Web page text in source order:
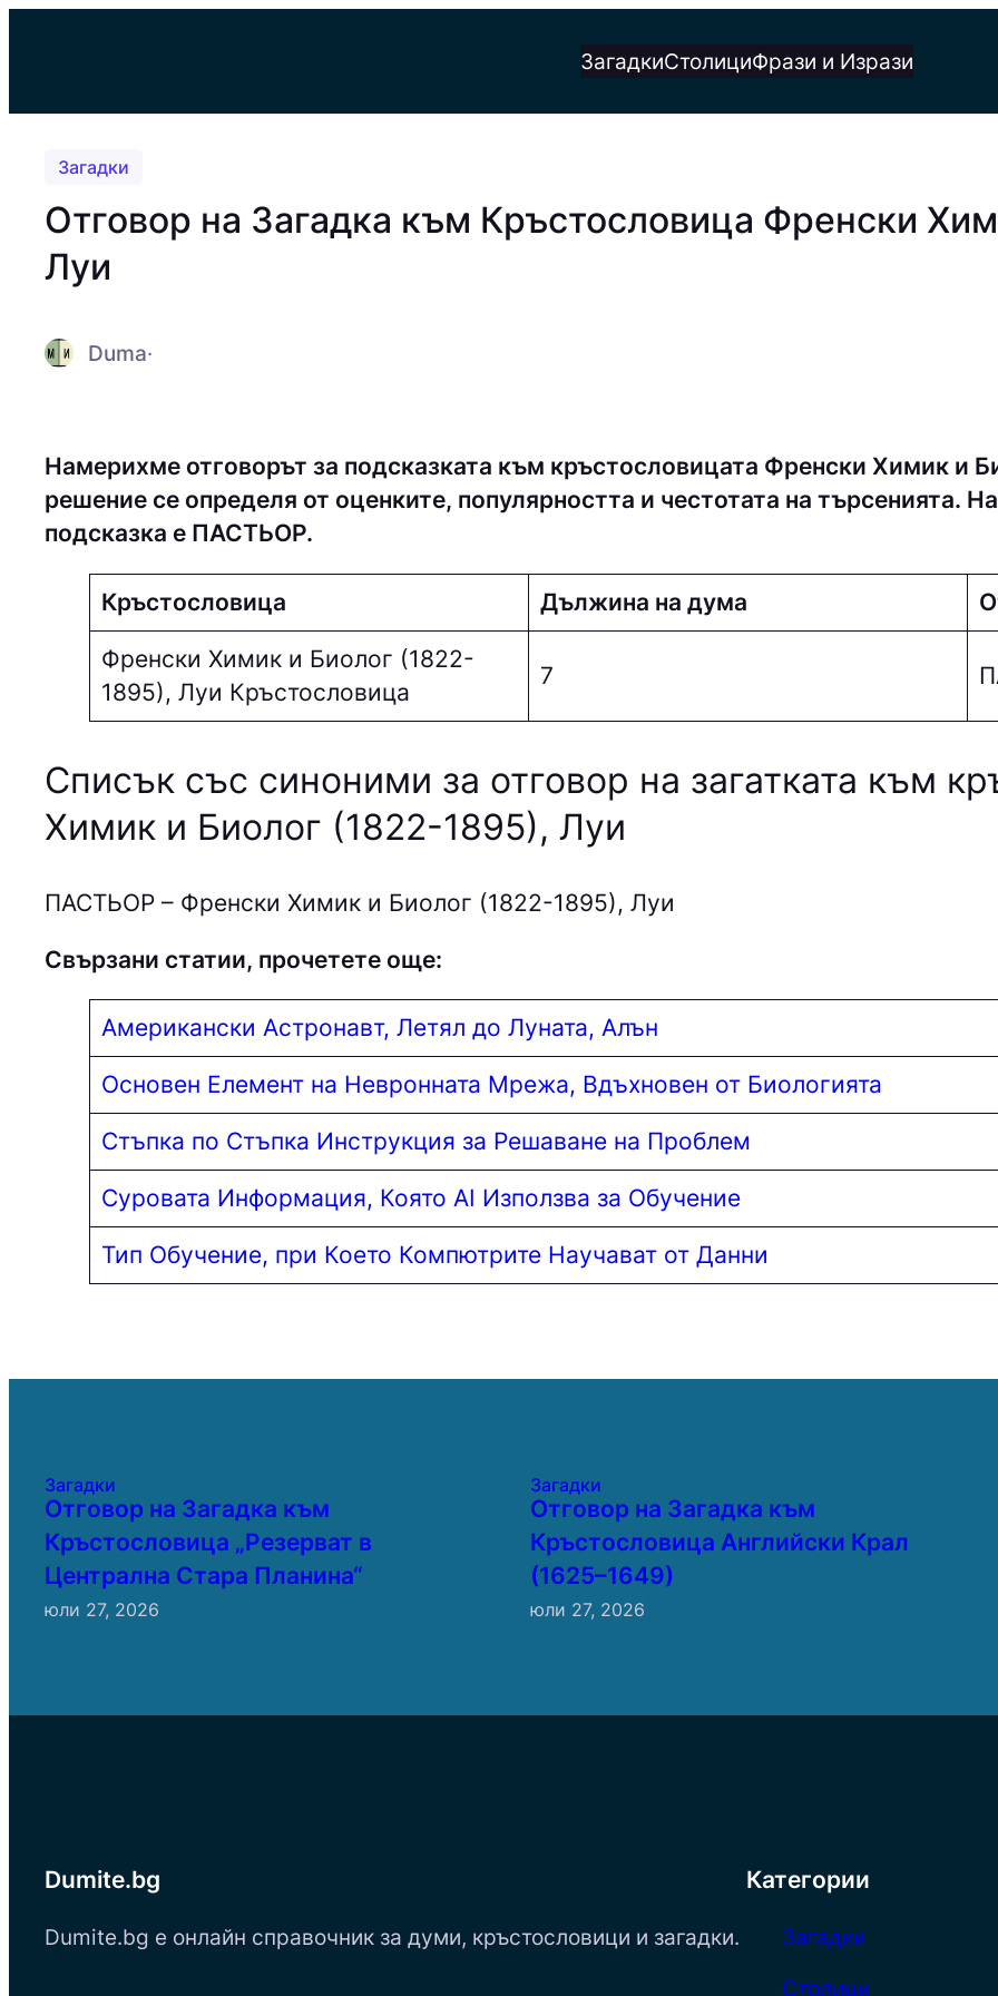
ЗагадкиСтолициФрази и Изрази
Загадки
Отговор на Загадка към Кръстословица Френски
Луи
Duma·
Намерихме отговорът за подсказката към кръстословицата Френски Химик и
решение се определя от оценките, популярността и честотата на търсенията.
подсказка е ПACТЬOP.
Кръстословица Дължина на дума
Френски Химик и Биолог (1822-
1895), Луи Кръстословица
7
Списък със синоними за отговор на загатката към
Химик и Биолог (1822-1895), Луи
ПACТЬOP – Френски Химик и Биолог (1822-1895), Луи
Свързани статии, прочетете още:
Американски Астронавт, Летял до Луната, Алън
Основен Елемент на Невронната Мрежа, Вдъхновен от Биологията
Стъпка по Стъпка Инструкция за Решаване на Проблем
Суровата Информация, Която AI Използва за Обучение
Тип Обучение, при Което Компютрите Научават от Данни
Загадки
Отговор на Загадка към
Кръстословица „Резерват в
Централна Стара Планина“
юли 27, 2026
Загадки
Отговор на Загадка към
Кръстословица Английски Крал
(1625–1649)
юли 27, 2026
Dumite.bg
Dumite.bg е онлайн справочник за думи, кръстословици и загадки.
Категории
Загадки
Столици